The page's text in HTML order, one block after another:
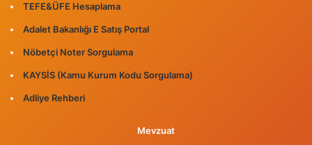
TEFE&ÜFE Hesaplama
Adalet Bakanlığı E Satış Portal
Nöbetçi Noter Sorgulama
KAYSİS (Kamu Kurum Kodu Sorgulama)
Adliye Rehberi
Mevzuat